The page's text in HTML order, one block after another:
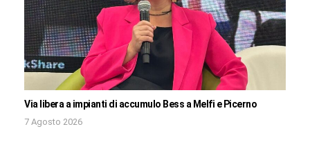
Via libera a impianti di accumulo Bess a Melfi e Picerno
7 Agosto 2026